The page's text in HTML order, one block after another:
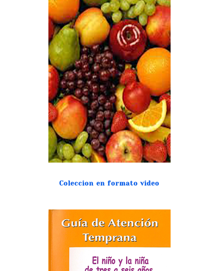
Coleccion en formato video